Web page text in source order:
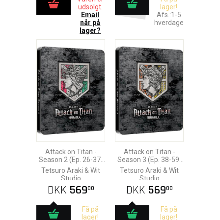
udsolgt.
Email
når på
lager?
lager!
Afs.:1-5
hverdage
Attack on Titan -
Season 2 (Ep. 26-37)
Blu-Ray Steelbook
Tetsuro Araki & Wit
Studio
DKK 56900
Få på
lager!
Attack on Titan -
Season 3 (Ep. 38-59)
Blu-Ray Steelbook
Tetsuro Araki & Wit
Studio
DKK 56900
Få på
lager!